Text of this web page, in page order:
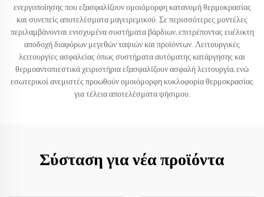
ενεργοποίησης που εξασφαλίζουν ομοιόμορφη κατανομή θερμοκρασίας
και συνεπείς αποτελέσματα μαγειρεμικού. Σε περισσότερες μοντέλες
περιλαμβάνονται ενισχυμένα συστήματα βάρδιων, επιτρέποντας ευέλικτη
αποδοχή διαφόρων μεγεθών ταψιών και προϊόντων. Λειτουργικές
λειτουργίες ασφαλείας όπως συστήματα αυτόματης κατάργησης και
θερμοαντοπιεστικά χειριστήρια εξασφαλίζουν ασφαλή λειτουργία, ενώ
εσωτερικοί ανεμιστές προωθούν ομοιόμορφη κυκλοφορία θερμοκρασίας
για τέλεια αποτελέσματα ψήσιμου.
Σύσταση για νέα προϊόντα